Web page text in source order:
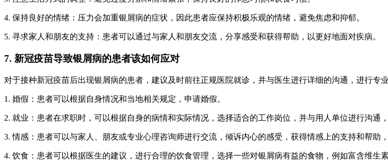
4. 保持良好的情绪：压力会加重银屑病的症状，因此患者应保持积极乐观的情绪，避免焦虑和抑郁。
5. 寻求家人和朋友的支持：患者可以通过与家人和朋友交流，分享感受和获得帮助，以更好地面对疾病。
7. 新冠疫苗导致银屑病的患者该如何应对
对于接种新冠疫苗后出现银屑病的患者，建议及时前往正规医院就诊，并与医生进行详细的沟通，进行专
1. 婚假：患者可以根据自身情况和当地相关规定，申请婚假。
2. 就业：患者在求职时，可以根据自身的病情和实际情况，选择适合的工作岗位，并与用人单位进行沟通
3. 情感：患者可以与家人、朋友或专业心理咨询师进行交流，倾诉内心的感受，获得情感上的支持和帮助
4. 饮食：患者可以根据医生的建议，进行合理的饮食管理，选择一些对银屑病有益的食物，例如富含维